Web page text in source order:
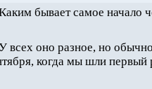
бывает самое начало
всех оно разное, но
когда мы шли первый